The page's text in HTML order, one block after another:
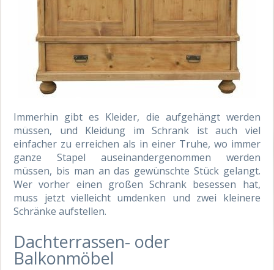
Immerhin gibt es Kleider, die aufgehängt werden
müssen, und Kleidung im Schrank ist auch viel
einfacher zu erreichen als in einer Truhe, wo immer
ganze Stapel auseinandergenommen werden
müssen, bis man an das gewünschte Stück gelangt.
Wer vorher einen großen Schrank besessen hat,
muss jetzt vielleicht umdenken und zwei kleinere
Schränke aufstellen.
Dachterrassen- oder
Balkonmöbel